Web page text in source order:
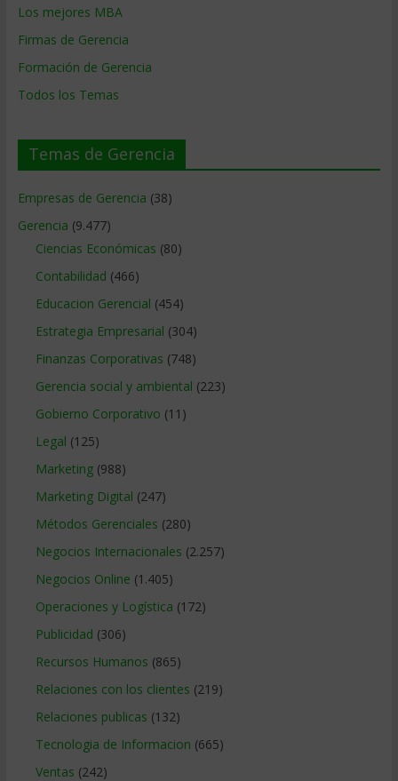
Los mejores MBA
Firmas de Gerencia
Formación de Gerencia
Todos los Temas
Temas de Gerencia
Empresas de Gerencia (38)
Gerencia (9.477)
Ciencias Económicas (80)
Contabilidad (466)
Educacion Gerencial (454)
Estrategia Empresarial (304)
Finanzas Corporativas (748)
Gerencia social y ambiental (223)
Gobierno Corporativo (11)
Legal (125)
Marketing(988)
Marketing Digital (247)
Métodos Gerenciales (280)
Negocios Internacionales (2.257)
Negocios Online (1.405)
Operaciones y Logística (172)
Publicidad (306)
Recursos Humanos (865)
Relaciones con los clientes (219)
Relaciones publicas (132)
Tecnologia de Informacion (665)
Ventas (242)